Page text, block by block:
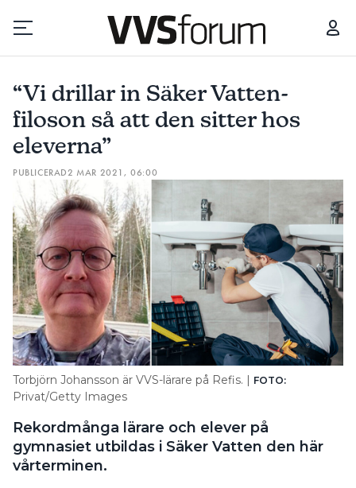
Prenumerera
Hantera prenumeration
Lediga jobb
Annonsera
Läs E-tidningen
Om tidningen
Kontakt
Information om GDPR
Search for:
SEARCH
“Vi drillar in Säker Vatten-
filoson så att den sitter hos
eleverna”
PUBLICERAD2 MAR 2021, 06:00
Torbjörn Johansson är VVS-lärare på Refis. | FOTO:
Privat/Getty Images
Rekordmånga lärare och elever på
gymnasiet utbildas i Säker Vatten den här
vårterminen.